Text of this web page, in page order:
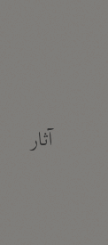
آثار